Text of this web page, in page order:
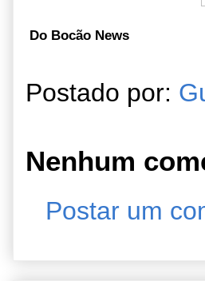
Do Bocão News
Postado por:
Nenhum
Postar um